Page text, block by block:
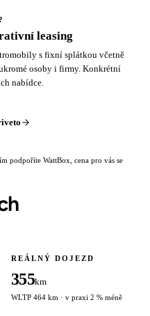
leasing
s fixní splátkou včetně
osoby i firmy. Konkrétní
nabídce.
podpoříte WattBox, cena pro vás se
REÁLNÝ DOJEZD
355km
WLTP 464 km · v praxi 2 % méně